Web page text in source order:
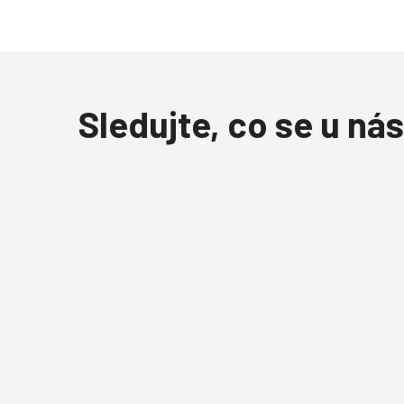
Sledujte, co se u